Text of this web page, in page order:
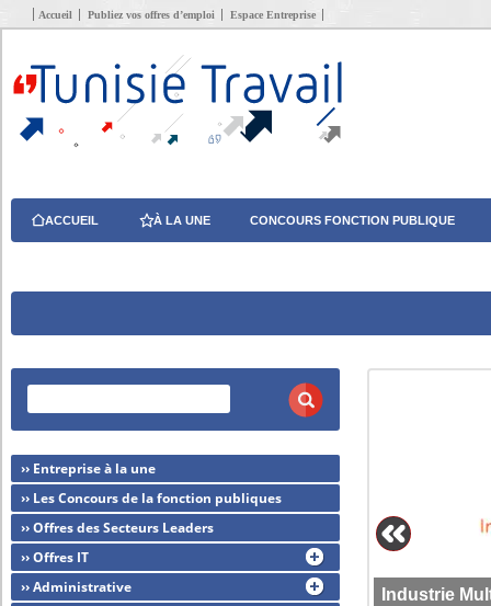
Accueil Publiez vos offres d’emploi Espace Entreprise
ACCUEIL À LA UNE CONCOURS FONCTION PUBLIQUE
›› Entreprise à la une
›› Les Concours de la fonction publiques
›› Offres des Secteurs Leaders
›› Offres IT
›› Administrative